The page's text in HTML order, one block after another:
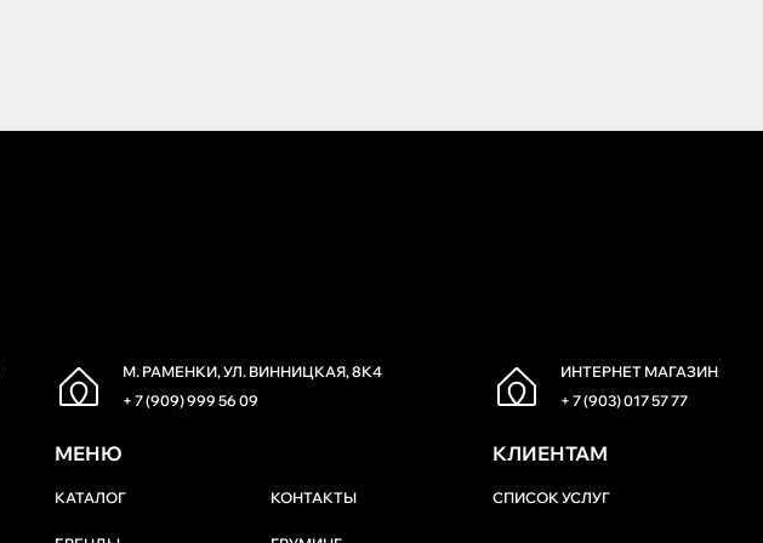
М. РАМЕНКИ, УЛ. ВИННИЦКАЯ, 8К4
+ 7 (909) 999 56 09
ИНТЕРНЕТ МАГАЗИН
+ 7 (903) 017 57 77
МЕНЮ
КАТАЛОГ КОНТАКТЫ
КЛИЕНТАМ
СПИСОК УСЛУГ